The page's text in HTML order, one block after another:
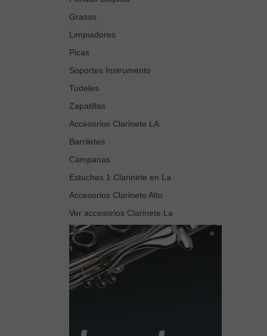
Grasas
Limpiadores
Picas
Soportes Instrumento
Tudeles
Zapatillas
Accesorios Clarinete LA
Barriletes
Campanas
Estuches 1 Clarinete en La
Accesorios Clarinete Alto
Ver accesorios Clarinete La